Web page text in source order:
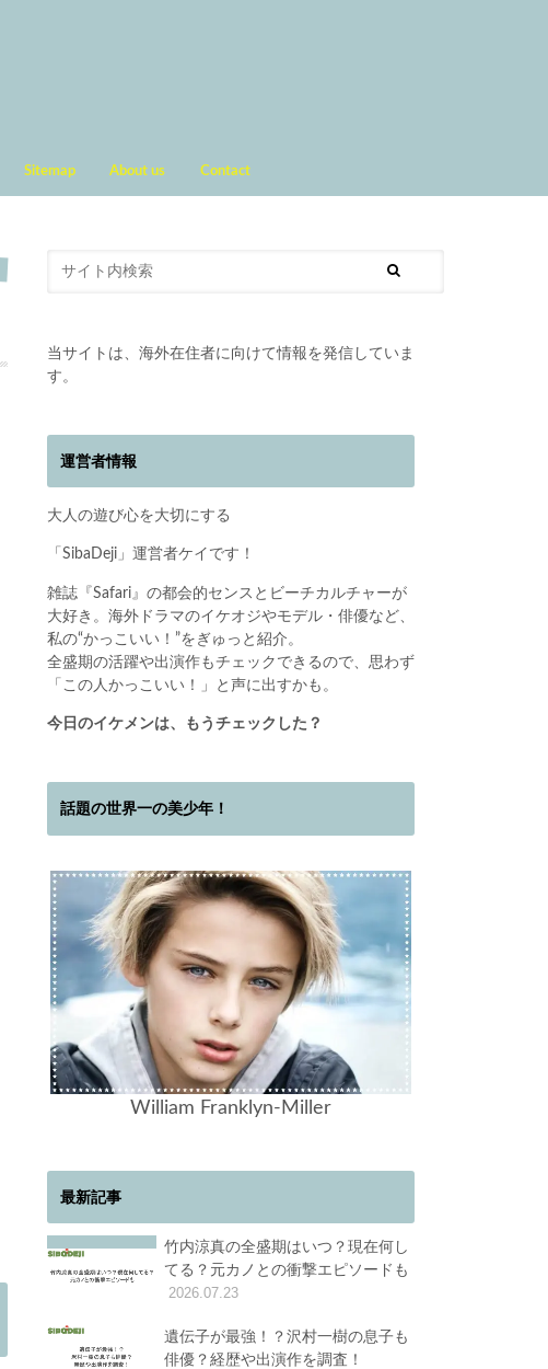
Sitemap About us Contact
当サイトは、海外在住者に向けて情報を発信していま
す。
運営者情報
大人の遊び心を大切にする
「SibaDeji」運営者ケイです！
雑誌『Safari』の都会的センスとビーチカルチャーが
大好き。海外ドラマのイケオジやモデル・俳優など、
私の“かっこいい！”をぎゅっと紹介。
全盛期の活躍や出演作もチェックできるので、思わず
「この人かっこいい！」と声に出すかも。
今日のイケメンは、もうチェックした？
話題の世界一の美少年！
William Franklyn-Miller
最新記事
竹内涼真の全盛期はいつ？現在何し
てる？元カノとの衝撃エピソードも
2026.07.23
遺伝子が最強！？沢村一樹の息子も
俳優？経歴や出演作を調査！